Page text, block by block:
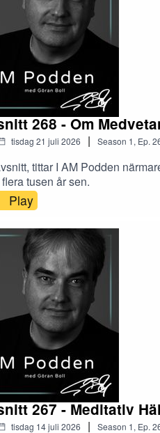
268 - Om
tisdag 21 juli 2026 | Season 1, Ep.
tittar I AM Podden
tusen år sen.
Play
267 - Meditativ
tisdag 14 juli 2026 | Season 1, Ep.